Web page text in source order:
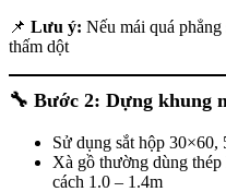
📌 Lưu ý: Nếu mái quá
thấm dột
🔧 Bước 2: Dựng khung
Sử dụng sắt hộp
Xà gồ thường dùng
cách 1.0 – 1.4m